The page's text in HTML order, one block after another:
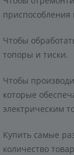
приспособления
Чтобы
топоры и тиски.
Чтобы
которые
электрическим
Купить самые
количество